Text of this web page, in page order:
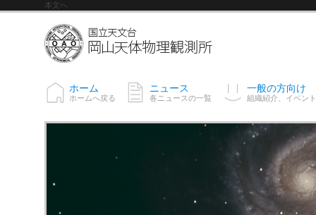
本文へ
ホーム
ホームへ戻る
ニュース
各ニュースの一覧
一般の方向け
組織紹介、イベン